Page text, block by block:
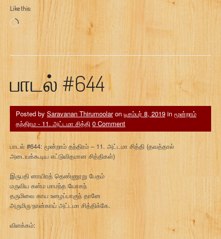
Like this:
Loading…
பாடல் #644
Posted by Saravanan Thirumoolaron டிசம்பர் 8, 2019 in மூன்றாம்
தந்திரம - 11. அட்டமா சித்தி 0 Comment
பாடல் #644: மூன்றாம் தந்திரம் – 11. அட்டமா சித்தி (தவத்தால்
அடையக்கூடிய எட்டுவிதமான சித்திகள்)
இருபதி னாயிரத் தெண்ணூறு பேதம்
மருவிய கன்ம மாமந்த யோகந்
தருமிவை காய உழைப்பாகுந் தானே
அருமிரு நான்காய் அட்டமா சித்திக்கே.
விளக்கம்: